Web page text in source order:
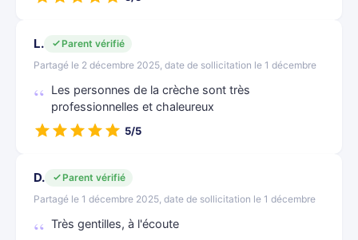
L.
Parent vérifié
Partagé le 2 décembre 2025, date de sollicitation le 1 décembre
Les personnes de la crèche sont très
professionnelles et chaleureux
5/5
D.
Parent vérifié
Partagé le 1 décembre 2025, date de sollicitation le 1 décembre
Très gentilles, à l'écoute